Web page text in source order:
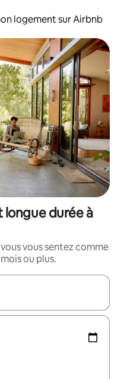
logement sur Airbnb
longue durée à
vous sentez comme
ou plus.
utilisez les flèches vers le